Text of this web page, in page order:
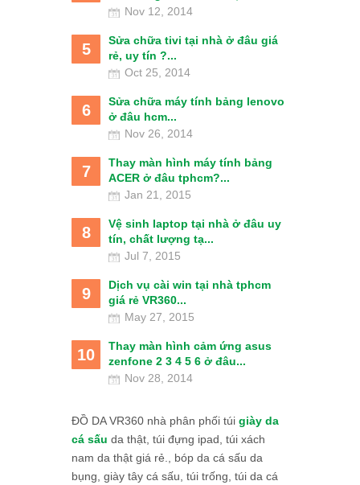
Nov 12, 2014
5
Sửa chữa tivi tại nhà ở đâu giá
rẻ, uy tín ?...
Oct 25, 2014
6
Sửa chữa máy tính bảng lenovo
ở đâu hcm...
Nov 26, 2014
7
Thay màn hình máy tính bảng
ACER ở đâu tphcm?...
Jan 21, 2015
8
Vệ sinh laptop tại nhà ở đâu uy
tín, chất lượng tạ...
Jul 7, 2015
9
Dịch vụ cài win tại nhà tphcm
giá rẻ VR360...
May 27, 2015
10
Thay màn hình cảm ứng asus
zenfone 2 3 4 5 6 ở đâu...
Nov 28, 2014
ĐỒ DA VR360 nhà phân phối túi giày da
cá sấu da thật, túi đựng ipad, túi xách
nam da thật giá rẻ., bóp da cá sấu da
bụng, giày tây cá sấu, túi trống, túi da cá